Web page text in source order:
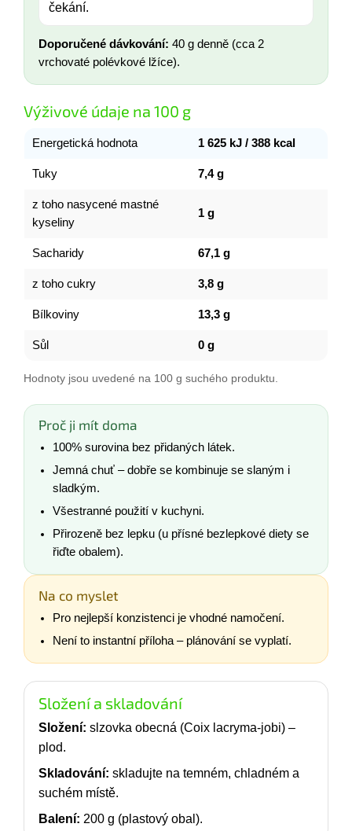
čekání.
Doporučené dávkování: 40 g denně (cca 2
vrchovaté polévkové lžíce).
Výživové údaje na 100 g
Energetická hodnota 1 625 kJ / 388 kcal
Tuky 7,4 g
z toho nasycené mastné
kyseliny
1 g
Sacharidy 67,1 g
z toho cukry 3,8 g
Bílkoviny 13,3 g
Sůl 0 g
Hodnoty jsou uvedené na 100 g suchého produktu.
Proč ji mít doma
100% surovina bez přidaných látek.
Jemná chuť – dobře se kombinuje se slaným i
sladkým.
Všestranné použití v kuchyni.
Přirozeně bez lepku (u přísné bezlepkové diety se
řiďte obalem).
Na co myslet
Pro nejlepší konzistenci je vhodné namočení.
Není to instantní příloha – plánování se vyplatí.
Složení a skladování
Složení: slzovka obecná (Coix lacryma-jobi) –
plod.
Skladování: skladujte na temném, chladném a
suchém místě.
Balení: 200 g (plastový obal).